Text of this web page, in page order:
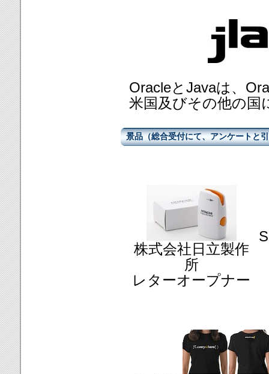
OracleとJavaは、
米国及びその他の国
景品（総合受付にて、アンケートと
株式会社日立製作
所
レターオープナー